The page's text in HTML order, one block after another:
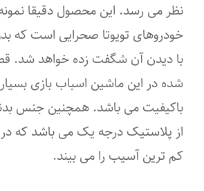
نظر می رسد. این محصول دقیقا نمونه
خودروهای تویوتا صحرایی است که
با دیدن آن شگفت زده خواهد شد.
شده در این ماشین اسباب بازی
باکیفیت می باشد. همچنین جنس
از پلاستیک درجه یک می باشد که
کم ترین آسیب را می بیند.